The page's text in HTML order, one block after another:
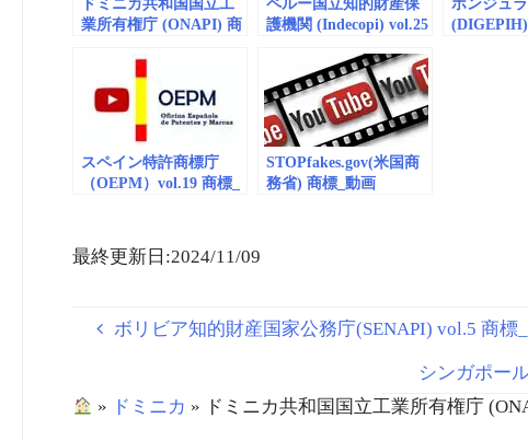
ドミニカ共和国国立工
業所有権庁 (ONAPI) 商
ペルー国立知的財産保
護機関 (Indecopi) vol.25
ホンジュ
スペイン特許商標庁
（OEPM）vol.19 商標_
STOPfakes.gov(米国商
務省) 商標_動画
最終更新日:2024/11/09
ボリビア知的財産国家公務庁(SENAPI) vol.5 商標_
シンガポー
»
ドミニカ » ドミニカ共和国国立工業所有権庁